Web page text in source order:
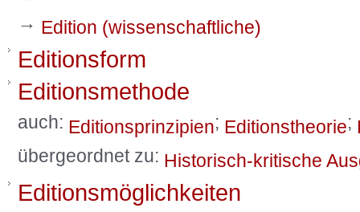
→ Edition (wissenschaftliche)
Editionsform
Editionsmethode
auch: Editionsprinzipien; Editionstheorie;
übergeordnet zu: Historisch-kritische
Editionsmöglichkeiten